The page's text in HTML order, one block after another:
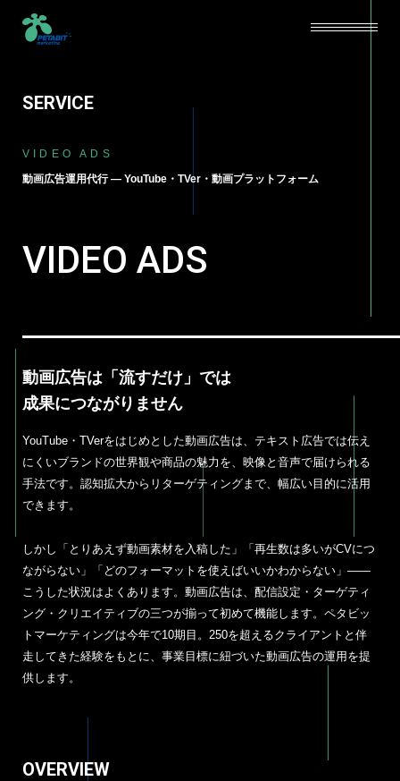
SERVICE
VIDEO ADS
動画広告運用代行 — YouTube・TVer・動画プラットフォーム
VIDEO ADS
動画広告は「流すだけ」では
成果につながりません
YouTube・TVerをはじめとした動画広告は、テキスト広告では伝え
にくいブランドの世界観や商品の魅力を、映像と音声で届けられる
手法です。認知拡大からリターゲティングまで、幅広い目的に活用
できます。
しかし「とりあえず動画素材を入稿した」「再生数は多いがCVにつ
ながらない」「どのフォーマットを使えばいいかわからない」——
こうした状況はよくあります。動画広告は、配信設定・ターゲティ
ング・クリエイティブの三つが揃って初めて機能します。ペタビッ
トマーケティングは今年で10期目。250を超えるクライアントと伴
走してきた経験をもとに、事業目標に紐づいた動画広告の運用を提
供します。
OVERVIEW
SERVICE
ABOUT
NEWS
CONTACT